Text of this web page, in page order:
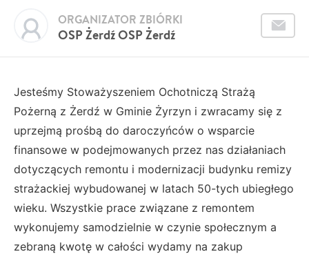
OSP Żerdź OSP Żerdź
ORGANIZATOR ZBIÓRKI
Jesteśmy Stoważyszeniem Ochotniczą Strażą
Pożerną z Żerdź w Gminie Żyrzyn i zwracamy się z
uprzejmą prośbą do daroczyńców o wsparcie
finansowe w podejmowanych przez nas działaniach
dotyczących remontu i modernizacji budynku remizy
strażackiej wybudowanej w latach 50-tych ubiegłego
wieku. Wszystkie prace związane z remontem
wykonujemy samodzielnie w czynie społecznym a
zebraną kwotę w całości wydamy na zakup